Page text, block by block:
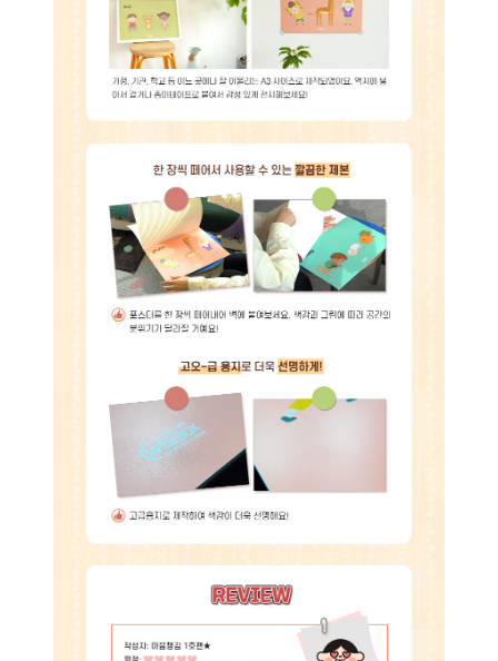
인싸이트는 '학지사 심리검사연구소'의 새 이름입니다.